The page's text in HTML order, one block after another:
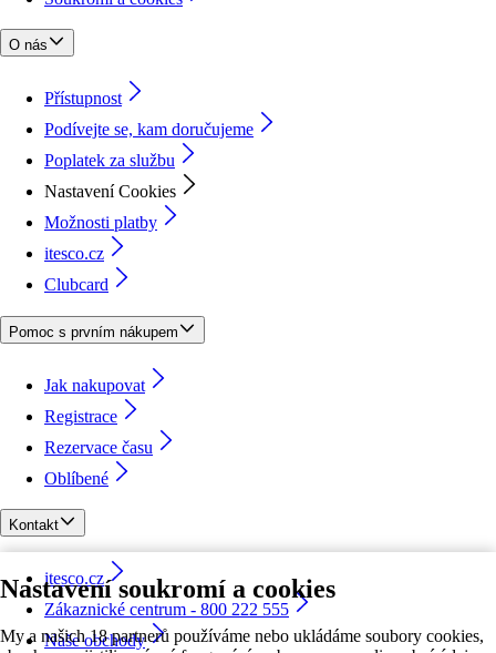
Nastavení soukromí a cookies
My a našich 18 partnerů používáme nebo ukládáme soubory cookies,
O nás
Přístupnost
Podívejte se, kam doručujeme
Poplatek za službu
Nastavení Cookies
Možnosti platby
itesco.cz
Clubcard
Pomoc s prvním nákupem
Jak nakupovat
Registrace
Rezervace času
Oblíbené
Kontakt
itesco.cz
Zákaznické centrum - 800 222 555
Naše obchody